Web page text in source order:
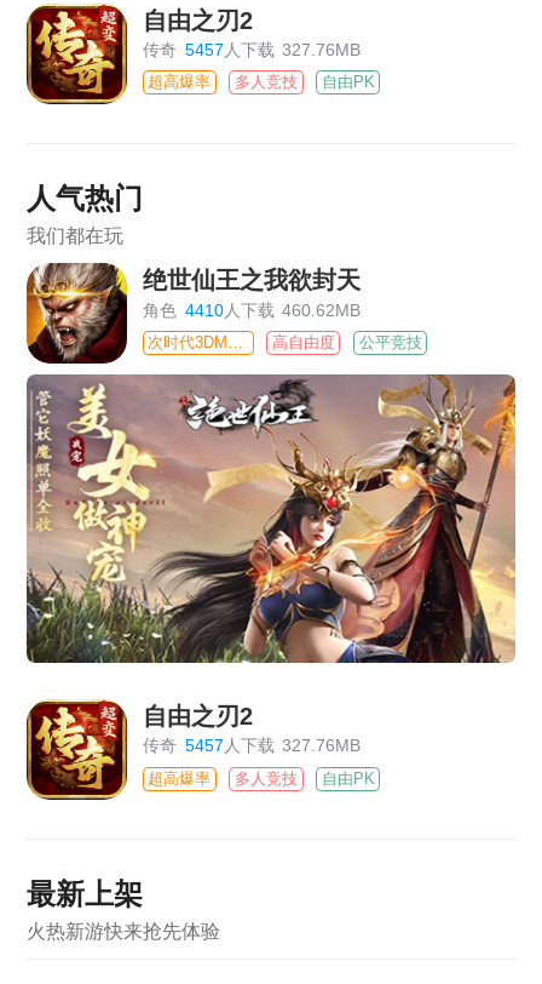
自由之刃2
传奇 5457 人下载 327.76MB
超高爆率 多人竞技 自由PK
人气热门
我们都在玩
绝世仙王之我欲封天
角色 4410人下载 460.62MB
高自由度 公平竞技
自由之刃2
传奇 5457人下载 327.76MB
超高爆率 多人竞技 自由PK
最新上架
火热新游快来抢先体验